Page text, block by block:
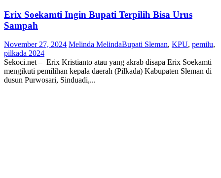
Erix Soekamti Ingin Bupati Terpilih Bisa Urus
Sampah
November 27, 2024 Melinda MelindaBupati Sleman, KPU, pemilu,
pilkada 2024
Sekoci.net – Erix Kristianto atau yang akrab disapa Erix Soekamti
mengikuti pemilihan kepala daerah (Pilkada) Kabupaten Sleman di
dusun Purwosari, Sinduadi,...